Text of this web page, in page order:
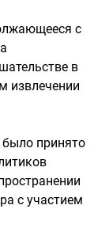
с
в
извлечении
принято
с участием